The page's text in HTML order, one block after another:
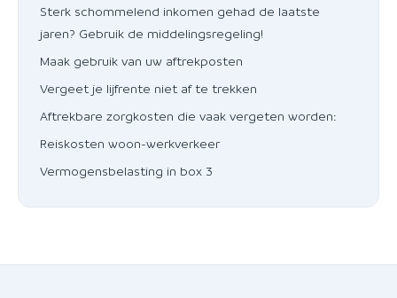
Sterk schommelend inkomen gehad de laatste
jaren? Gebruik de middelingsregeling!
Maak gebruik van uw aftrekposten
Vergeet je lijfrente niet af te trekken
Aftrekbare zorgkosten die vaak vergeten worden:
Reiskosten woon-werkverkeer
Vermogensbelasting in box 3